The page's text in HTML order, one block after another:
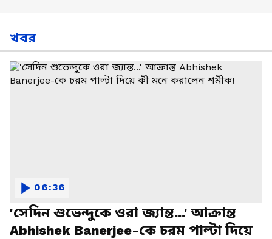
খবর
'সেদিন শুভেন্দুকে ওরা জ্যান্ত...' আক্রান্ত
Abhishek Banerjee-কে চরম পাল্টা দিয়ে
06:36